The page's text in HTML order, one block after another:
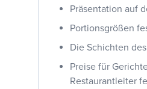
Präsentation auf
Portionsgrößen
Die Schichten
Preise für
Restaurantleiter